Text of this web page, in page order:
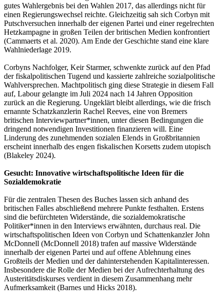
gutes Wahlergebnis bei den Wahlen 2017, das allerdings nicht für
einen Regierungswechsel reichte. Gleichzeitig sah sich Corbyn mit
Putschversuchen innerhalb der eigenen Partei und einer regelrechten
Hetzkampagne in großen Teilen der britischen Medien konfrontiert
(Cammaerts et al. 2020). Am Ende der Geschichte stand eine klare
Wahlniederlage 2019.
Corbyns Nachfolger, Keir Starmer, schwenkte zurück auf den Pfad
der fiskalpolitischen Tugend und kassierte zahlreiche sozialpolitische
Wahlversprechen. Machtpolitisch ging diese Strategie in diesem Fall
auf, Labour gelangte im Juli 2024 nach 14 Jahren Opposition
zurück an die Regierung. Ungeklärt bleibt allerdings, wie die frisch
ernannte Schatzkanzlerin Rachel Reeves, eine von Bremers
britischen Interviewpartner*innen, unter diesen Bedingungen die
dringend notwendigen Investitionen finanzieren will. Eine
Linderung des zunehmenden sozialen Elends in Großbritannien
erscheint innerhalb des engen fiskalischen Korsetts zudem utopisch
(Blakeley 2024).
Gesucht: Innovative wirtschaftspolitische Ideen für die
Sozialdemokratie
Für die zentralen Thesen des Buches lassen sich anhand des
britischen Falles abschließend mehrere Punkte festhalten. Erstens
sind die befürchteten Widerstände, die sozialdemokratische
Politiker*innen in den Interviews erwähnten, durchaus real. Die
wirtschaftspolitischen Ideen von Corbyn und Schattenkanzler John
McDonnell (McDonnell 2018) trafen auf massive Widerstände
innerhalb der eigenen Partei und auf offene Ablehnung eines
Großteils der Medien und der dahinterstehenden Kapitalinteressen.
Insbesondere die Rolle der Medien bei der Aufrechterhaltung des
Austeritätsdiskurses verdient in diesem Zusammenhang mehr
Aufmerksamkeit (Barnes und Hicks 2018).